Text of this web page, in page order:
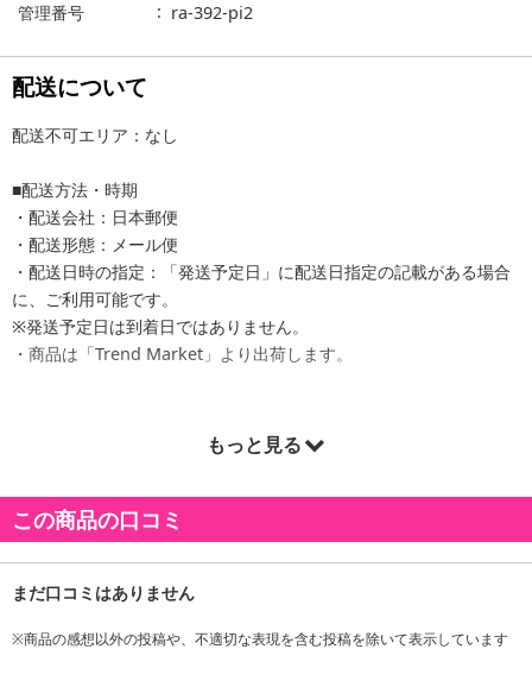
管理番号
ra-392-pi2
配送について
配送不可エリア：なし
■配送方法・時期
・配送会社：日本郵便
・配送形態：メール便
・配送日時の指定：「発送予定日」に配送日指定の記載がある場合
に、ご利用可能です。
※発送予定日は到着日ではありません。
・商品は「Trend Market」より出荷します。
何度でも再利用できて経済的なセームタオルの2枚セットです。吸水
性抜群で、様々なシーンで便利にご利用いただけます。タオルのよ
・原材料/材質/素材：--
もっと見る
この商品の口コミ
※商品の感想以外の投稿や、不適切な表現を含む投稿を除いて表示しています